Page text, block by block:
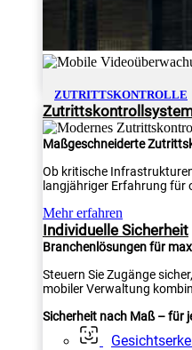
ZUTRITTSKONTROLLE
Maßgeschneiderte
Ob kritische
langjähriger Erfahrung für
Mehr erfahren
Individuelle Sicherheit
Branchenlösungen für
Steuern Sie Zugänge
mobiler Verwaltung
Sicherheit nach Maß – für